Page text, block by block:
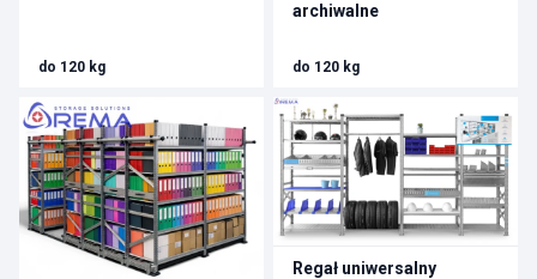
do 120 kg
archiwalne
do 120 kg
Regał uniwersalny